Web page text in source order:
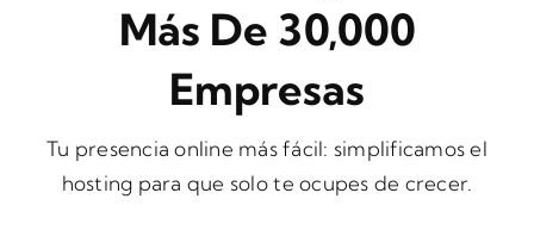
Más De 30,000
Empresas
Tu presencia online más fácil: simplificamos el
hosting para que solo te ocupes de crecer.